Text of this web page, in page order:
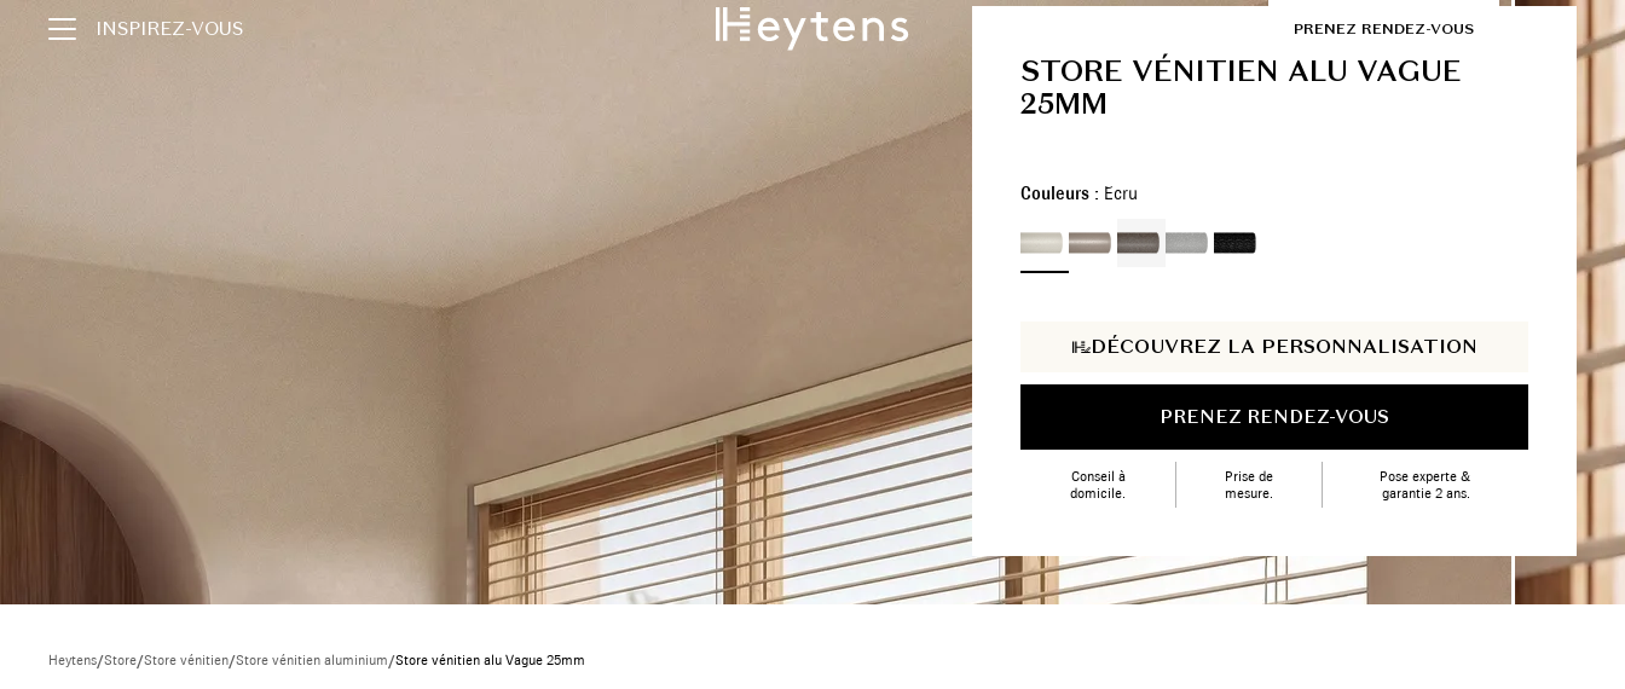
INSPIREZ-VOUS PRENEZ RENDEZ-VOUS
STORE VÉNITIEN ALU VAGUE
25MM
Couleurs : Ecru
DÉCOUVREZ LA PERSONNALISATION
PRENEZ RENDEZ-VOUS
Conseil à
domicile.
Prise de
mesure.
Pose experte &
garantie 2 ans.
Heytens/Store/Store vénitien/Store vénitien aluminium/Store vénitien alu Vague 25mm